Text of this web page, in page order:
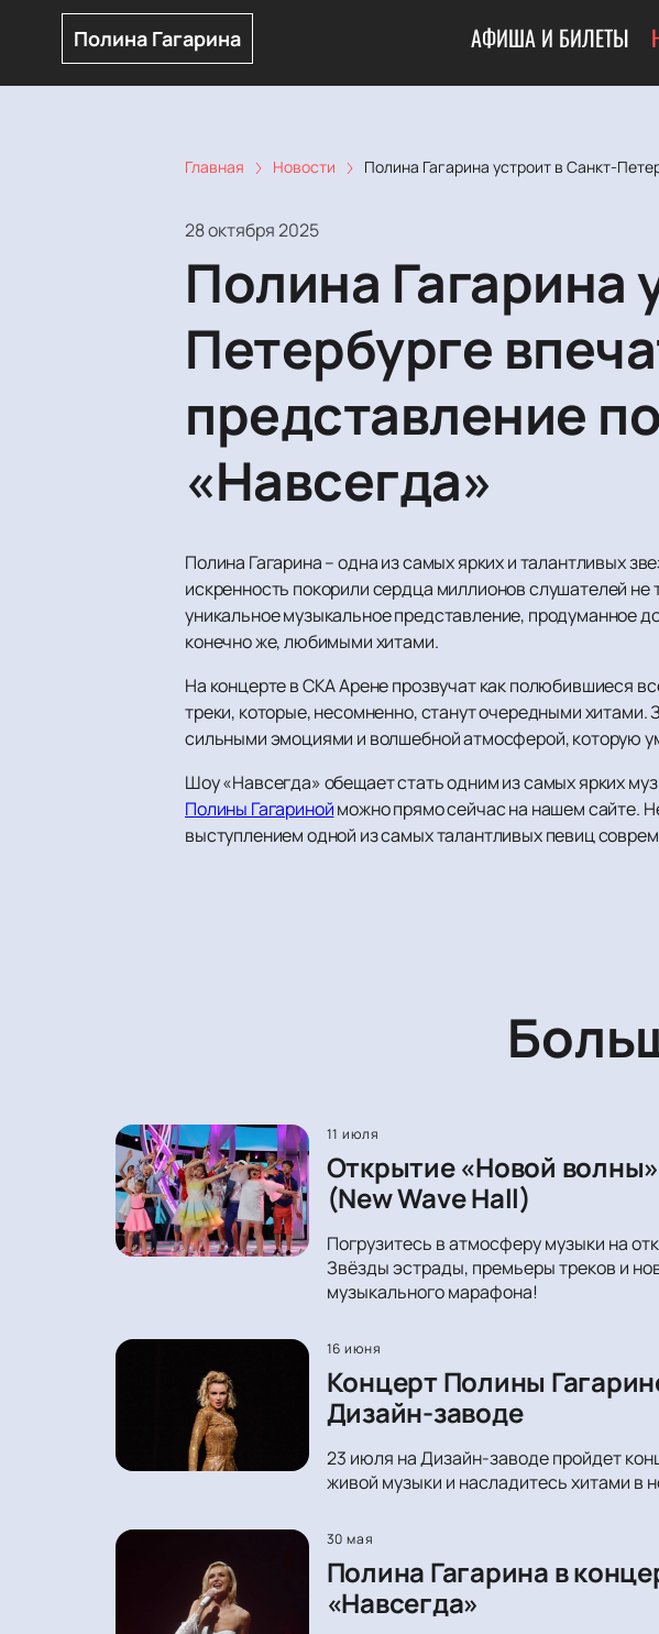
Полина Гагарина АФИША И БИЛЕТЫ
Главная Новости Полина Гагарина устроит в Санкт-
28 октября 2025
Полина Гагарина
Петербурге
представление
«Навсегда»
Полина Гагарина – одна из самых ярких и талантливых
искренность покорили сердца миллионов слушателей
уникальное музыкальное представление, продуманное
конечно же, любимыми хитами.
На концерте в СКА Арене прозвучат как полюбившиеся
треки, которые, несомненно, станут очередными
сильными эмоциями и волшебной атмосферой, которую
Шоу «Навсегда» обещает стать одним из самых ярких
Полины Гагаринойможно прямо сейчас на нашем сайте.
выступлением одной из самых талантливых певиц
11 июля
Открытие «Новой
(New Wave Hall)
Погрузитесь в атмосферу музыки на
Звёзды эстрады, премьеры треков и
музыкального марафона!
16 июня
Концерт Полины
Дизайн-заводе
23 июля на Дизайн-заводе пройдет
живой музыки и насладитесь хитами в
30 мая
Полина Гагарина в
«Навсегда»